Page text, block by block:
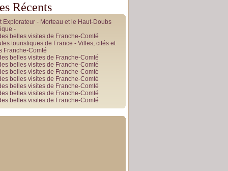
Récents
Explorateur - Morteau et le Haut-Doubs
-
belles visites de Franche-Comté
touristiques de France - Villes, cités et
Franche-Comté
belles visites de Franche-Comté
belles visites de Franche-Comté
belles visites de Franche-Comté
belles visites de Franche-Comté
belles visites de Franche-Comté
belles visites de Franche-Comté
belles visites de Franche-Comté